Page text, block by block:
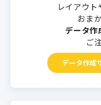
レイアウ
おま
データ作
ご
データ作成